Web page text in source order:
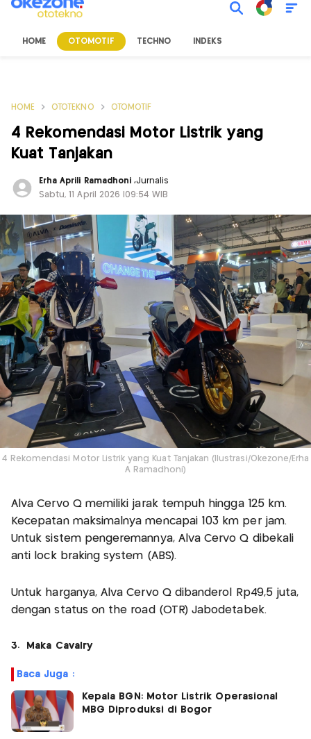
HOME OTOMOTIF TECHNO INDEKS
HOME OTOTEKNO OTOMOTIF
4 Rekomendasi Motor Listrik yang
Kuat Tanjakan
Erha Aprili Ramadhoni,Jurnalis
Sabtu, 11 April 2026 |09:54 WIB
4 Rekomendasi Motor Listrik yang Kuat Tanjakan (Ilustrasi/Okezone/Erha
A Ramadhoni)
Alva Cervo Q memiliki jarak tempuh hingga 125 km.
Kecepatan maksimalnya mencapai 103 km per jam.
Untuk sistem pengeremannya, Alva Cervo Q dibekali
anti lock braking system (ABS).
Untuk harganya, Alva Cervo Q dibanderol Rp49,5 juta,
dengan status on the road (OTR) Jabodetabek.
3. Maka Cavalry
Baca Juga :
Kepala BGN: Motor Listrik Operasional
MBG Diproduksi di Bogor